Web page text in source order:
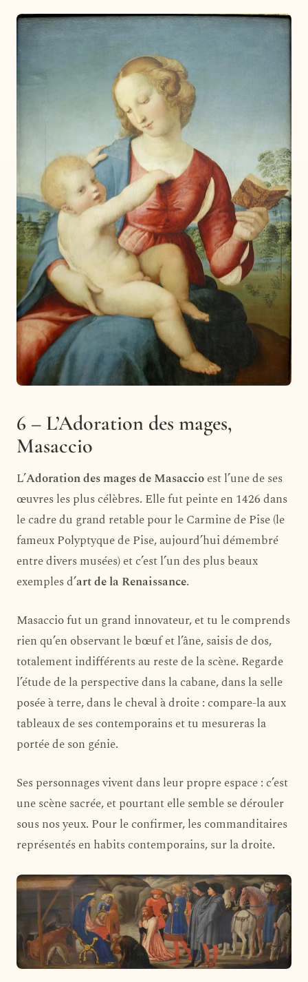
6 – L’Adoration des mages,
Masaccio
L’Adoration des mages de Masaccioest l’une de ses
œuvres les plus célèbres. Elle fut peinte en 1426 dans
le cadre du grand retable pour le Carmine de Pise (le
fameux Polyptyque de Pise, aujourd’hui démembré
entre divers musées) et c’est l’un des plus beaux
exemples d’art de la Renaissance.
Masaccio fut un grand innovateur, et tu le comprends
rien qu’en observant le bœuf et l’âne, saisis de dos,
totalement indifférents au reste de la scène. Regarde
l’étude de la perspective dans la cabane, dans la selle
posée à terre, dans le cheval à droite : compare-la aux
tableaux de ses contemporains et tu mesureras la
portée de son génie.
Ses personnages vivent dans leur propre espace : c’est
une scène sacrée, et pourtant elle semble se dérouler
sous nos yeux. Pour le confirmer, les commanditaires
représentés en habits contemporains, sur la droite.